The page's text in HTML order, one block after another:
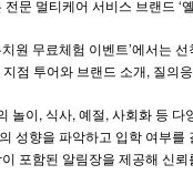
문 멀티케어 서비스 브랜드
원 무료체험 이벤트’에서는
점 투어와 브랜드 소개, 질의
놀이, 식사, 예절, 사회화 등
성향을 파악하고 입학 여부
포함된 알림장을 제공해 신뢰